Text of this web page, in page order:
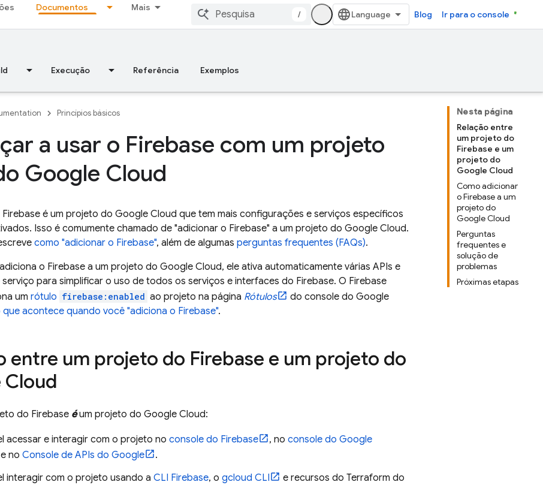
Documentos Mais
/ Blog Ir para o console
Execução Referência Exemplos
Nesta página
Relação entre
um projeto do
Firebase e um
projeto do
Google Cloud
Como adicionar
o Firebase a um
projeto do
Google Cloud
Perguntas
frequentes e
solução de
problemas
Próximas etapas
Princípios básicos
a usar o Firebase com um projeto
Google Cloud
é um projeto do Google Cloud que tem mais configurações e serviços específicos
Isso é comumente chamado de "adicionar o Firebase" a um projeto do Google Cloud.
como "adicionar o Firebase", além de algumas perguntas frequentes (FAQs).
o Firebase a um projeto do Google Cloud, ele ativa automaticamente várias APIs e
para simplificar o uso de todos os serviços e interfaces do Firebase. O Firebase
um rótulo firebase:enabled ao projeto na página Rótulos do console do Google
que acontece quando você "adiciona o Firebase".
entre um projeto do Firebase e um projeto do
Cloud
do Firebase éum projeto doGoogle Cloud:
acessar e interagir com o projeto no console do Firebase , no console do Google
e no Console de APIs do Google
.
interagir com o projeto usando a CLI Firebase, o gcloud CLI
e recursos do Terraform do